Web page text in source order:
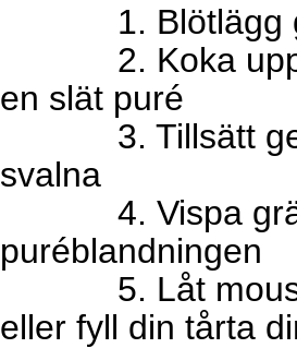
1. Blötlägg
2. Koka upp
en slät puré
3. Tillsätt
svalna
4. Vispa
puréblandningen
5. Låt
eller fyll din tårta